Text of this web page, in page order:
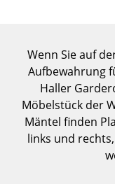
Servierwagen
Einzelteile
... alle Tische
Wenn Sie auf
Aufbewahrung
Haller
Möbelstück der
Mäntel finden
links und